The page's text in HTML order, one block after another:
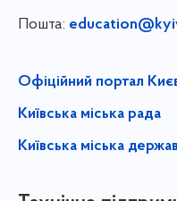
Пошта:
Офіційний портал
Київська міська рада
Київська міська